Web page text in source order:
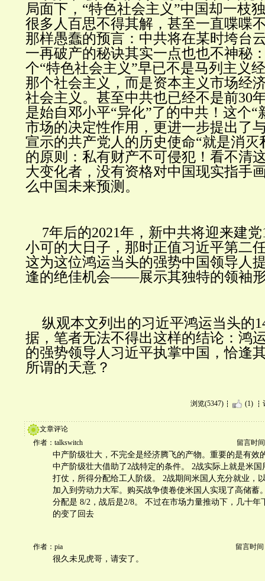
局面下，“特色社会主义”中国却一枝
很多人百思不得其解，甚至一直喋喋
那样愚蠢的预言：中共将在某时垮台
一再破产的秘诀其实一点也也不神秘
个“特色社会主义”早已不是马列主义
那个社会主义，而是资本主义市场经
社会主义。甚至中共也已经不是前30
是始自邓小平“异化”了的中共！这个“
市场的决定性作用，更进一步提出了
宣示的共产党人的历史使命“就是消灭
的原则：私有财产不可侵犯！看不清
大变化者，没有资格对中国现实指手
么中国未来预测。
7年后的2021年，新中共将迎来建
小可的大日子，那时正值习近平第二
这为这位鸿运当头的强势中国领导人
逢的绝佳机会——展示其独特的领袖
纵观本文列出的习近平鸿运当头的
据，笔者无法不得出这样的结论：鸿
的强势领导人习近平执掌中国，恰逢
所谓的天意？
浏览(5347) (1)
文章评论
作者：talkswitch
留言时
中产阶级壮大，不完全是经济腾飞的产物。重要的是有效
中产阶级壮大借助了2战特定的条件。 2战实际上就是米
打仗，所得分配给工人阶级。 2战期间米国人充分就业，
加入到劳动力大军。购买战争债卷使米国人实现了高储蓄
分配是 8/2，战后是2/8。 不过在市场力量推动下，几十年
的变了回去
作者：pia 留言时间
很久未见虎哥，请安了。